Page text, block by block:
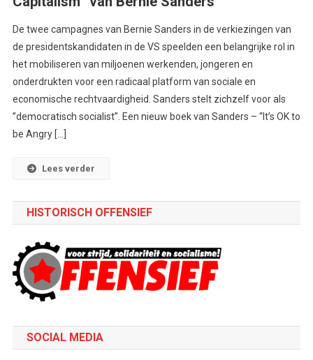
De twee campagnes van Bernie Sanders in de verkiezingen van
de presidentskandidaten in de VS speelden een belangrijke rol in
het mobiliseren van miljoenen werkenden, jongeren en
onderdrukten voor een radicaal platform van sociale en
economische rechtvaardigheid. Sanders stelt zichzelf voor als
”democratisch socialist”. Een nieuw boek van Sanders – “It’s OK to
be Angry […]
Lees verder
HISTORISCH OFFENSIEF
SOCIAL MEDIA